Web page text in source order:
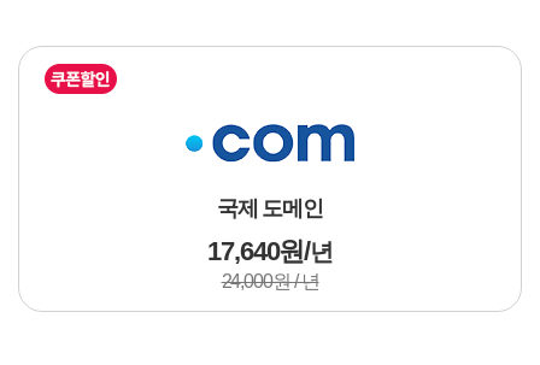
국제 도메인
17,640원 /년
24,000원 / 년